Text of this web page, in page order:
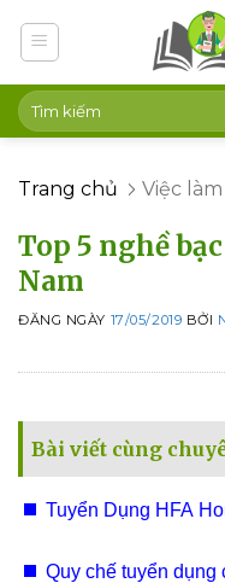
Trang chủ Việc làm
Top 5 nghề
Nam
ĐĂNG NGÀY 17/05/2019 BỞI
Bài viết cùng
Tuyển Dụng HFA
Quy chế tuyển dụng